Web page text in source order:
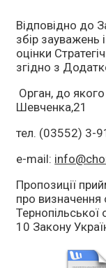
Відповідно до
збір зауважень
оцінки
згідно з
Орган, до
Шевченка,21
тел. (03552) 3-
e-mail:
Пропозиції
про визначення
10 Закону